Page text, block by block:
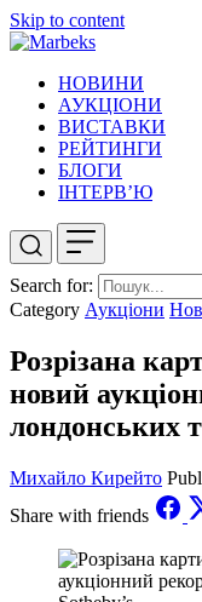
Skip to content
НОВИНИ
АУКЦІОНИ
ВИСТАВКИ
РЕЙТИНГИ
БЛОГИ
ІНТЕРВ’Ю
Search for:
Category Аукціони
Розрізана
новий
лондонських
Михайло Кирейто
Share with friends